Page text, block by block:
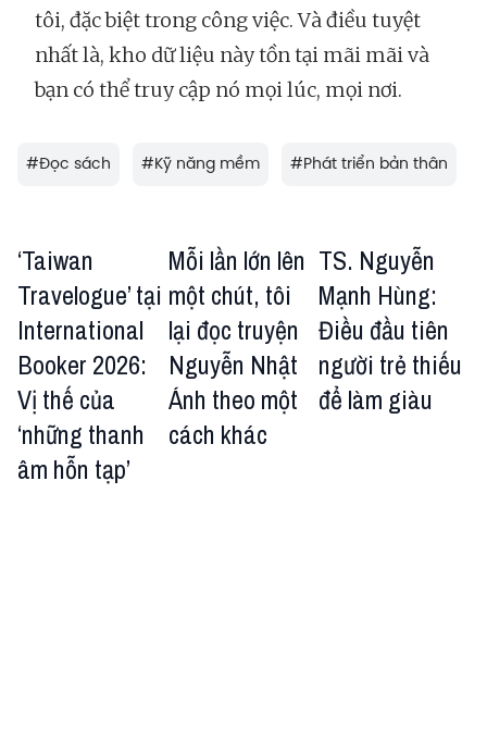
tôi, đặc biệt trong công việc. Và điều tuyệt
nhất là, kho dữ liệu này tồn tại mãi mãi và
bạn có thể truy cập nó mọi lúc, mọi nơi.
#Đọc sách #Kỹ năng mềm #Phát triển bản thân
‘Taiwan
Travelogue’ tại
International
Booker 2026:
Vị thế của
‘những thanh
âm hỗn tạp’
Mỗi lần lớn lên
một chút, tôi
lại đọc truyện
Nguyễn Nhật
Ánh theo một
cách khác
TS. Nguyễn
Mạnh Hùng:
Điều đầu tiên
người trẻ thiếu
để làm giàu